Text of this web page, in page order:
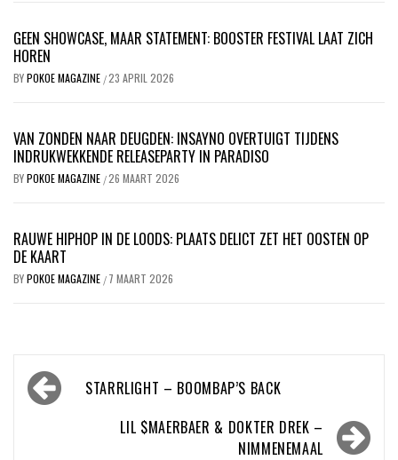
GEEN SHOWCASE, MAAR STATEMENT: BOOSTER FESTIVAL LAAT ZICH
HOREN
BYPOKOE MAGAZINE /23 APRIL 2026
VAN ZONDEN NAAR DEUGDEN: INSAYNO OVERTUIGT TIJDENS
INDRUKWEKKENDE RELEASEPARTY IN PARADISO
BYPOKOE MAGAZINE /26 MAART 2026
RAUWE HIPHOP IN DE LOODS: PLAATS DELICT ZET HET OOSTEN OP
DE KAART
BYPOKOE MAGAZINE / 7 MAART 2026
Bericht
navigatieSTARRLIGHT – BOOMBAP’S BACK
LIL $MAERBAER & DOKTER DREK –
NIMMENEMAAL